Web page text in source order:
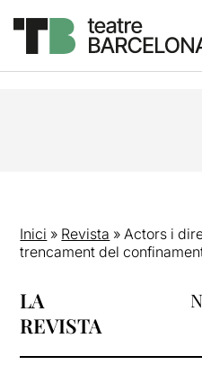
Inici » Revista »Actors i
trencament del
LA
REVISTA